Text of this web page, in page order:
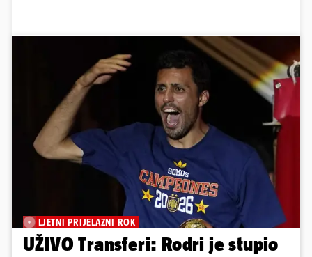
LJETNI PRIJELAZNI ROK
UŽIVO Transferi: Rodri je stupio